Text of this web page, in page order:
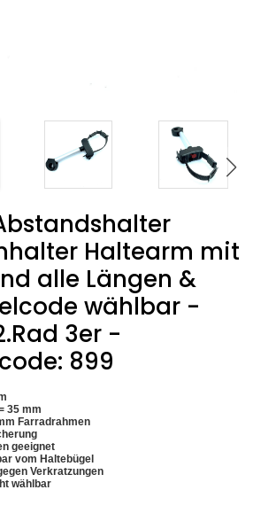
Haltearm mit
alle Längen &
wählbar -
3er -
899
35 mm
Farradrahmen
geeignet
vom Haltebügel
Verkratzungen
wählbar